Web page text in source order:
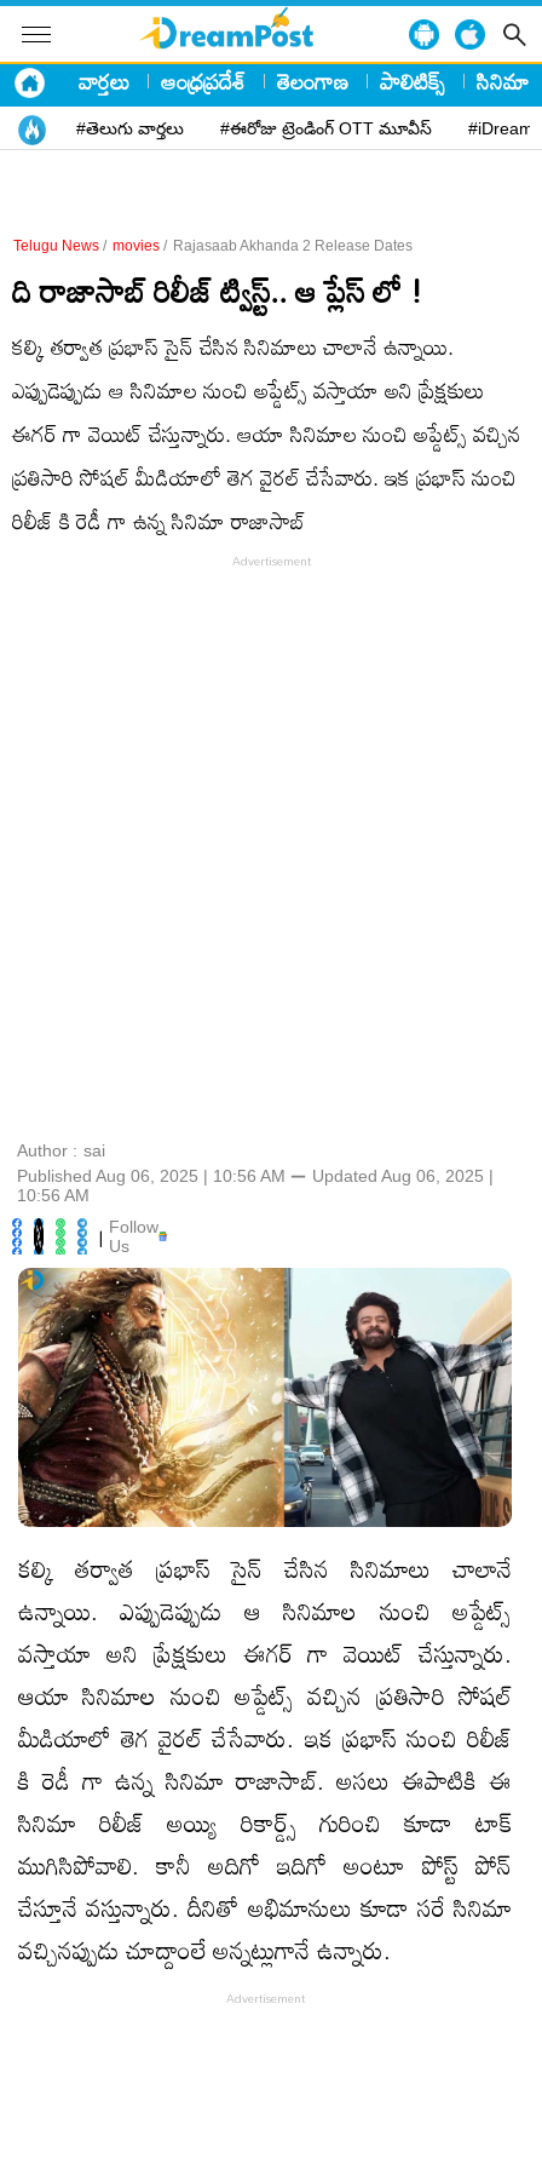
వార్తలు ఆంధ్రప్రదేశ్ తెలంగాణ పాలిటిక్స్ సినిమా
#తెలుగు వార్తలు #ఈరోజు ట్రెండింగ్ OTT మూవీస్
Telugu News / movies / Rajasaab Akhanda 2 Release Dates
ది రాజాసాబ్ రిలీజ్ ట్విస్ట్.. ఆ ప్లేస్ లో !
కల్కి తర్వాత ప్రభాస్ సైన్ చేసిన సినిమాలు చాలానే ఉన్నాయి.
ఎప్పుడెప్పుడు ఆ సినిమాల నుంచి అప్డేట్స్ వస్తాయా అని ప్రేక్షకులు
ఈగర్ గా వెయిట్ చేస్తున్నారు. ఆయా సినిమాల నుంచి అప్డేట్స్ వచ్చిన
ప్రతిసారి సోషల్ మీడియాలో తెగ వైరల్ చేసేవారు. ఇక ప్రభాస్ నుంచి
రిలీజ్ కి రెడీ గా ఉన్న సినిమా రాజాసాబ్
Author : sai
Published Aug 06, 2025 | 10:56 AM ⚊ Updated Aug 06, 2025 |
10:56 AM
| Follow
Us
కల్కి తర్వాత ప్రభాస్ సైన్ చేసిన సినిమాలు చాలానే
ఉన్నాయి. ఎప్పుడెప్పుడు ఆ సినిమాల నుంచి అప్డేట్స్
వస్తాయా అని ప్రేక్షకులు ఈగర్ గా వెయిట్ చేస్తున్నారు.
ఆయా సినిమాల నుంచి అప్డేట్స్ వచ్చిన ప్రతిసారి సోషల్
మీడియాలో తెగ వైరల్ చేసేవారు. ఇక ప్రభాస్ నుంచి రిలీజ్
కి రెడీ గా ఉన్న సినిమా రాజాసాబ్. అసలు ఈపాటికి ఈ
సినిమా రిలీజ్ అయ్యి రికార్డ్స్ గురించి కూడా టాక్
ముగిసిపోవాలి. కానీ అదిగో ఇదిగో అంటూ పోస్ట్ పోన్
చేస్తూనే వస్తున్నారు. దీనితో అభిమానులు కూడా సరే సినిమా
వచ్చినప్పుడు చూద్దాంలే అన్నట్లుగానే ఉన్నారు.